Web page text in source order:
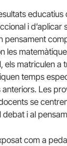
educatius
i
pensament
les
els matriculen
temps
Les
se
debat i al
com a